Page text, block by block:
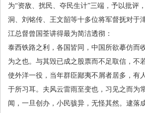
为“资敌、扰民、夺民生计”三端，予以批评
洞、刘铭传、王文韶等十多位将军督抚对于
江总督曾国荃讲得最为简洁透彻：
泰西铁路之利，各国皆同，中国所欲摹仿而
为之也。与其毁已成之股票而不足取信，不
使外洋一役，当年群臣鄙夷不屑者居多，有
于所习耳。夫风云雷雨至变也，习见之而为
闻，一旦创办，小民骇异，无怪其然。逮落